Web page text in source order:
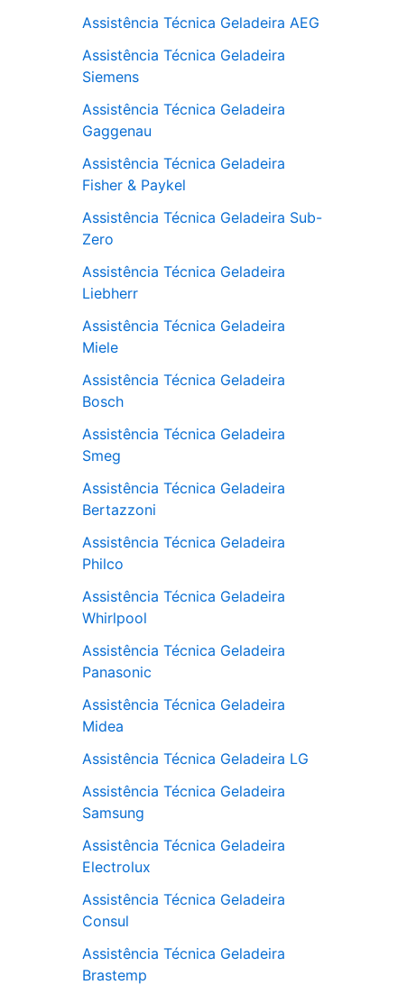
Assistência Técnica Geladeira AEG
Assistência Técnica Geladeira
Siemens
Assistência Técnica Geladeira
Gaggenau
Assistência Técnica Geladeira
Fisher & Paykel
Assistência Técnica Geladeira Sub-
Zero
Assistência Técnica Geladeira
Liebherr
Assistência Técnica Geladeira
Miele
Assistência Técnica Geladeira
Bosch
Assistência Técnica Geladeira
Smeg
Assistência Técnica Geladeira
Bertazzoni
Assistência Técnica Geladeira
Philco
Assistência Técnica Geladeira
Whirlpool
Assistência Técnica Geladeira
Panasonic
Assistência Técnica Geladeira
Midea
Assistência Técnica Geladeira LG
Assistência Técnica Geladeira
Samsung
Assistência Técnica Geladeira
Electrolux
Assistência Técnica Geladeira
Consul
Assistência Técnica Geladeira
Brastemp